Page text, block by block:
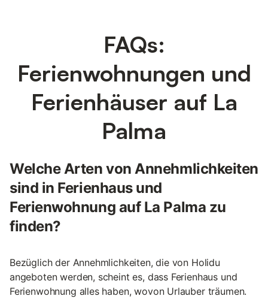
FAQs:
Ferienwohnungen und
Ferienhäuser auf La
Palma
Welche Arten von Annehmlichkeiten
sind in Ferienhaus und
Ferienwohnung auf La Palma zu
finden?
Bezüglich der Annehmlichkeiten, die von Holidu
angeboten werden, scheint es, dass Ferienhaus und
Ferienwohnung alles haben, wovon Urlauber träumen.